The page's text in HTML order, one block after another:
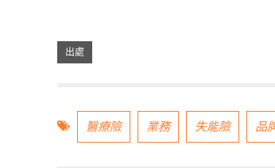
醫療險 業務 失能險 品